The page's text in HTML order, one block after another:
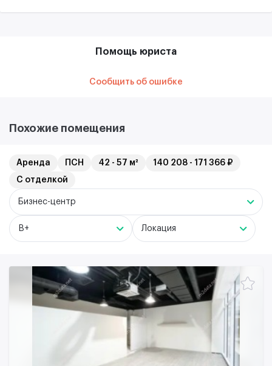
Помощь юриста
Сообщить об ошибке
Похожие помещения
Аренда ПСН 42 - 57 м²
140 208 - 171 366 ₽
С отделкой
Бизнес-центр
B+ Локация